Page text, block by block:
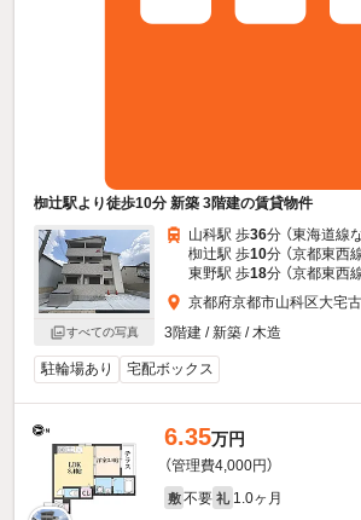
椥辻駅より徒歩10分 新築 3階建の賃貸物件
すべての写真
山科駅 歩36分 （東海道線
椥辻駅 歩10分 （京都東西線
東野駅 歩18分 （京都東西線
京都府京都市山科区大宅
3階建 / 新築 / 木造
駐輪場あり 宅配ボックス
6.35万円
（管理費4,000円）
敷 不要 礼 1.0ヶ月